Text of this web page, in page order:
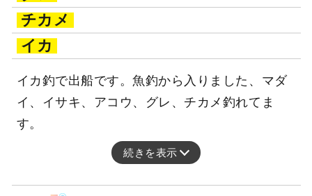
チカメ
イカ
イカ釣で出船です。魚釣から入りました、マダ
イ、イサキ、アコウ、グレ、チカメ釣れてま
す。
続きを表示